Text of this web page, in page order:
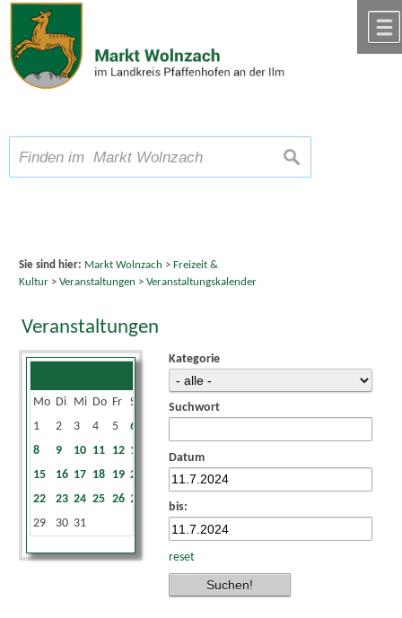
Zum Inhalt,zur Navigation
Schriftgröße A A A suchen
Sie sind hier: Markt Wolnzach > Freizeit &
Kultur> Veranstaltungen > Veranstaltungskalender
Veranstaltungen
Mo Di Mi Do Fr Sa
1
2 3 4 5 6
8
9 10 11 12 13
15
16 17 18 19 20
22
23 24 25 26 27
29
30 31
Kategorie
Suchwort
Datum
bis:
reset